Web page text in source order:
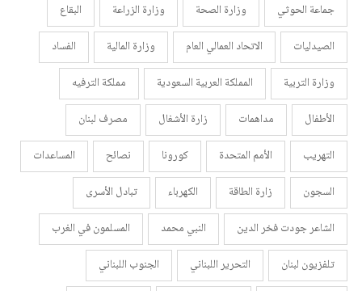
جماعة الحوثي
وزارة الصحة وزارة الزراعة
البقاع
الصيدليات
الاتحاد العمالي العام وزارة المالية
الفساد
وزارة التربية
المملكة العربية السعودية
مملكة الترفيه
الأطفال
مداهمات زارة الأشغال
مصرف لبنان
التهريب
الأمم المتحدة كورونا نصائح
المساعدات
السجون
زارة الطاقة الكهرباء
تبادل الأسرى
الشاعر جودت فخر الدين
النبي محمد
المسلمون في الغرب
تلفزيون لبنان
التحرير اللبناني
الجنوب اللبناني